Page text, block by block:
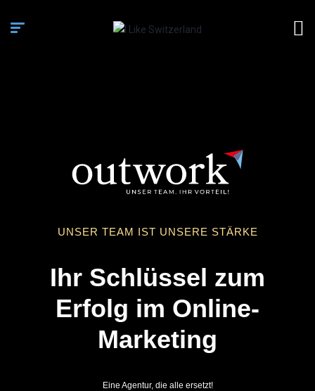
UNSER TEAM IST UNSERE STÄRKE
Ihr Schlüssel zum
Erfolg im Online-
Marketing
Eine Agentur, die alle ersetzt!